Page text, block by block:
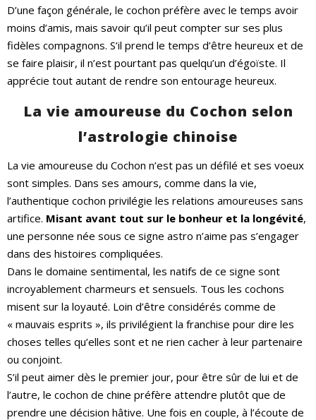
D’une façon générale, le cochon préfère avec le temps avoir
moins d’amis, mais savoir qu’il peut compter sur ses plus
fidèles compagnons. S’il prend le temps d’être heureux et de
se faire plaisir, il n’est pourtant pas quelqu’un d’égoïste. Il
apprécie tout autant de rendre son entourage heureux.
La vie amoureuse du Cochon selon
l’astrologie chinoise
La vie amoureuse du Cochon n’est pas un défilé et ses voeux
sont simples. Dans ses amours, comme dans la vie,
l’authentique cochon privilégie les relations amoureuses sans
artifice. Misant avant tout sur le bonheur et la longévité,
une personne née sous ce signe astro n’aime pas s’engager
dans des histoires compliquées.
Dans le domaine sentimental, les natifs de ce signe sont
incroyablement charmeurs et sensuels. Tous les cochons
misent sur la loyauté. Loin d’être considérés comme de
« mauvais esprits », ils privilégient la franchise pour dire les
choses telles qu’elles sont et ne rien cacher à leur partenaire
ou conjoint.
S’il peut aimer dès le premier jour, pour être sûr de lui et de
l’autre, le cochon de chine préfère attendre plutôt que de
prendre une décision hâtive. Une fois en couple, à l’écoute de